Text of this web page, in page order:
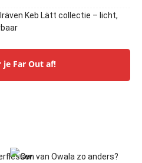
Keb Lätt collectie – licht,
je Far Out af!
van Owala zo anders?